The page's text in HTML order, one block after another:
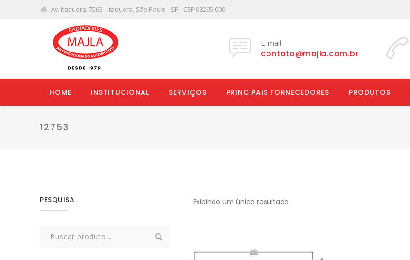
Av. Itaquera, 7563 - Itaquera, São Paulo - SP - CEP 08295-000
E-mail
contato@majla.com.br
HOME INSTITUCIONAL SERVIÇOS PRINCIPAIS FORNECEDORES PRODUTOS
12753
Exibindo um único resultado
PESQUISA